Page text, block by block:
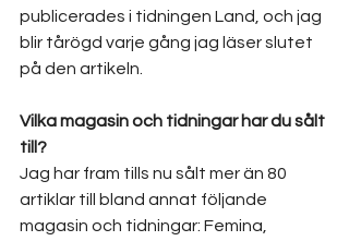
publicerades i tidningen Land, och jag
blir tårögd varje gång jag läser slutet
på den artikeln.
Vilka magasin och tidningar har du sålt
till?
Jag har fram tills nu sålt mer än 80
artiklar till bland annat följande
magasin och tidningar: Femina,